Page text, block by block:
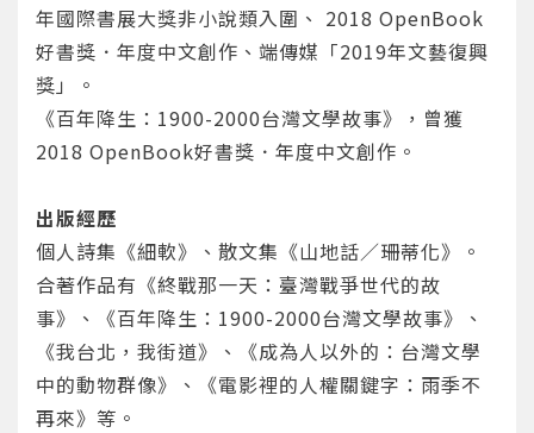
您將收到一封Email，請依照信件中的指示重新登
重設密碼
系統偵測到您的帳號重複登入，
點擊下方「確定」將前一位使用者強制登出。
確定
取消
年國際書展大獎非小說類入圍、 2018 OpenBook
好書獎．年度中文創作、端傳媒「2019年文藝復興
獎」。
《百年降生：1900-2000台灣文學故事》，曾獲
2018 OpenBook好書獎．年度中文創作。
出版經歷
個人詩集《細軟》、散文集《山地話／珊蒂化》。
合著作品有《終戰那一天：臺灣戰爭世代的故
事》、《百年降生：1900-2000台灣文學故事》、
《我台北，我街道》、《成為人以外的：台灣文學
中的動物群像》、《電影裡的人權關鍵字：雨季不
再來》等。